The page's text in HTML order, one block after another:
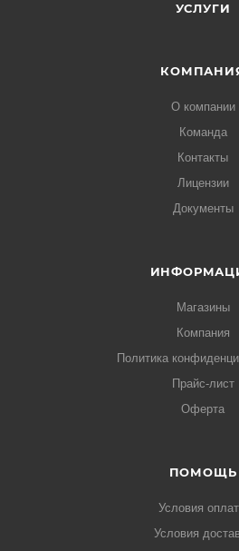
УСЛУГИ
О компании
Команда
Контакты
Лицензии
Документы
Магазины
Компания
Политика
Прайс-лист
Оферта
ПОМОЩЬ
Условия
Условия